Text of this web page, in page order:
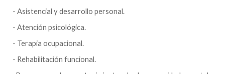
- Asistencial y desarrollo personal.
- Atención psicológica.
- Terapia ocupacional.
- Rehabilitación funcional.